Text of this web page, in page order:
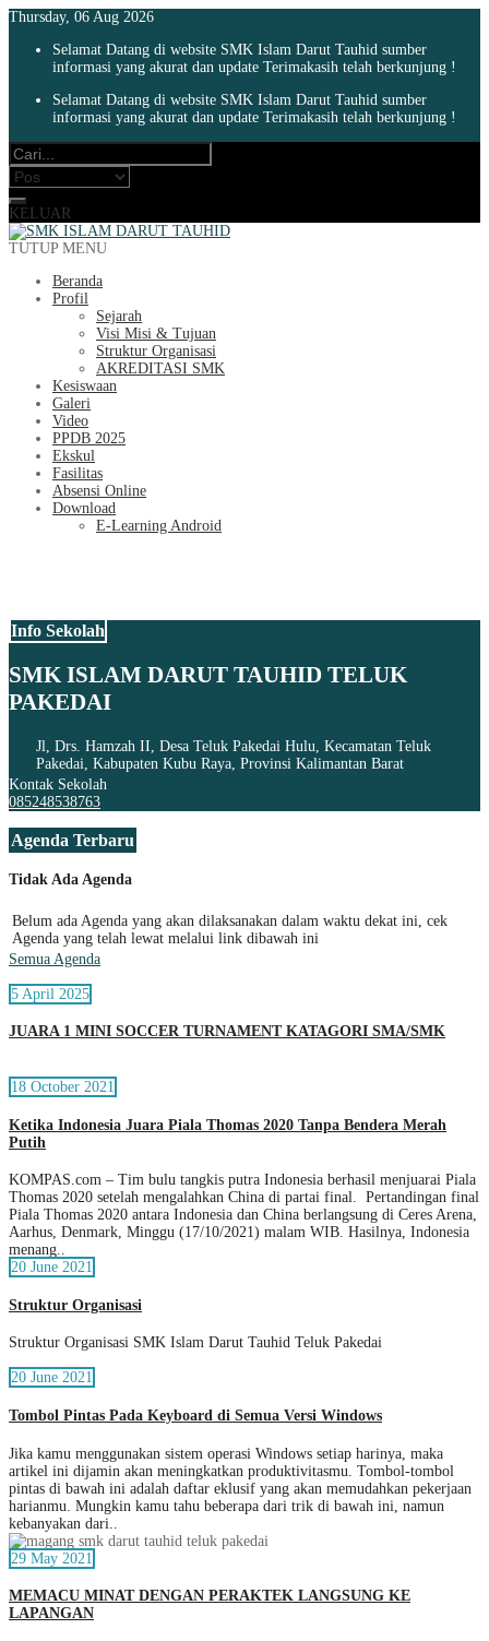
Thursday, 06 Aug 2026
Selamat Datang di website SMK Islam Darut Tauhid sumber
informasi yang akurat dan update Terimakasih telah berkunjung !
Selamat Datang di website SMK Islam Darut Tauhid sumber
informasi yang akurat dan update Terimakasih telah berkunjung !
KELUAR
TUTUP MENU
Beranda
Profil
Sejarah
Visi Misi & Tujuan
Struktur Organisasi
AKREDITASI SMK
Kesiswaan
Galeri
Video
PPDB 2025
Ekskul
Fasilitas
Absensi Online
Download
E-Learning Android
Info Sekolah
SMK ISLAM DARUT TAUHID TELUK
PAKEDAI
Jl, Drs. Hamzah II, Desa Teluk Pakedai Hulu, Kecamatan Teluk
Pakedai, Kabupaten Kubu Raya, Provinsi Kalimantan Barat
Kontak Sekolah
085248538763
Agenda Terbaru
Tidak Ada Agenda
Belum ada Agenda yang akan dilaksanakan dalam waktu dekat ini, cek
Agenda yang telah lewat melalui link dibawah ini
Semua Agenda
5 April 2025
JUARA 1 MINI SOCCER TURNAMENT KATAGORI SMA/SMK
18 October 2021
Ketika Indonesia Juara Piala Thomas 2020 Tanpa Bendera Merah
Putih
KOMPAS.com – Tim bulu tangkis putra Indonesia berhasil menjuarai Piala
Thomas 2020 setelah mengalahkan China di partai final. Pertandingan final
Piala Thomas 2020 antara Indonesia dan China berlangsung di Ceres Arena,
Aarhus, Denmark, Minggu (17/10/2021) malam WIB. Hasilnya, Indonesia
menang..
20 June 2021
Struktur Organisasi
Struktur Organisasi SMK Islam Darut Tauhid Teluk Pakedai
20 June 2021
Tombol Pintas Pada Keyboard di Semua Versi Windows
Jika kamu menggunakan sistem operasi Windows setiap harinya, maka
artikel ini dijamin akan meningkatkan produktivitasmu. Tombol-tombol
pintas di bawah ini adalah daftar eklusif yang akan memudahkan pekerjaan
harianmu. Mungkin kamu tahu beberapa dari trik di bawah ini, namun
kebanyakan dari..
29 May 2021
MEMACU MINAT DENGAN PERAKTEK LANGSUNG KE
LAPANGAN